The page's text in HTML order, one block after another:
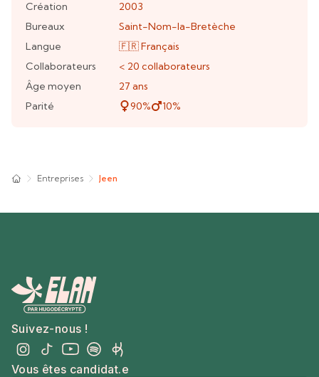
Création
2003
Bureaux
Saint-Nom-la-Bretèche
Langue
🇫🇷Français
Collaborateurs
< 20 collaborateurs
Âge moyen
27 ans
Parité
90% 10%
Entreprises Jeen
Suivez-nous !
Vous êtes candidat.e